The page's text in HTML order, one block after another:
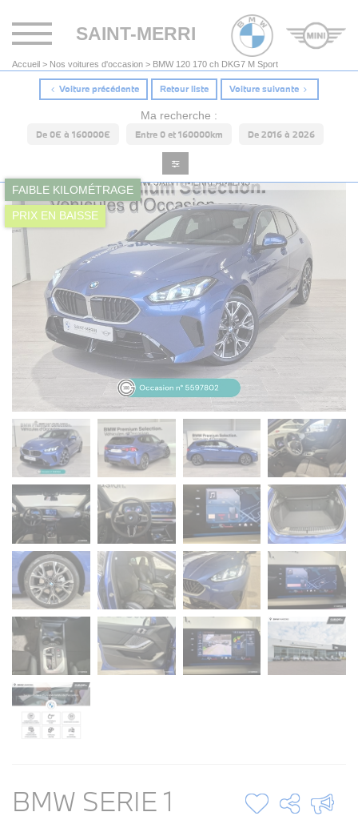
SAINT-MERRI
Toggle
navigation
Accueil > Nos voitures d'occasion > BMW 120 170 ch DKG7 M Sport
FAIBLE KILOMÉTRAGE
PRIX EN BAISSE
BMW SERIE 1
Voiture précédente Retour liste Voiture suivante
Ma recherche :
De 0€ à 160000€ Entre 0 et 160000km De 2016 à 2026